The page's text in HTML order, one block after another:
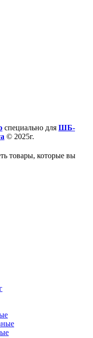
специально для ШБ-
© 2025г.
товары, которые вы